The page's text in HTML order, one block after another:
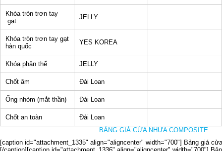
Khóa tròn trơn tay
gạt
JELLY
Khóa tròn trơn tay gạt
hàn quốc
YES KOREA
Khóa phân thể JELLY
Chốt âm Đài Loan
Ống nhòm (mắt thần) Đài Loan
Chốt an toàn
Đài Loan
BẢNG GIÁ CỬA NHỰA COMPOSITE
[caption id="attachment_1335" align="aligncenter" width="700"] Bảng giá